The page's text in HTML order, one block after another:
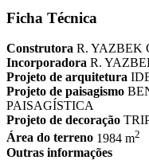
Ficha Técnica
Construtora R. YAZBEK
Incorporadora R.
Projeto de arquitetura
Projeto de paisagismo
PAISAGÍSTICA
Projeto de decoração
Área do terreno 1984 m2
Outras informações